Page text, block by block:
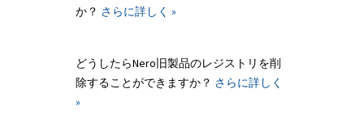
か？ さらに詳しく »
どうしたらNero旧製品のレジストリを削
除することができますか？ さらに詳しく
»